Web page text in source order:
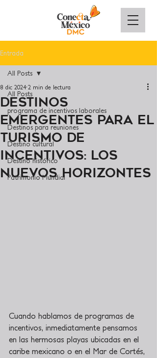
Entrada
All Posts
programa de incentivos laborales
Destinos para reuniones
Destino cultural
Destino histórico
Patrimonio Mundial
All Posts
Destinos
emergentes para el
Turismo de
Incentivos: Los
Nuevos Horizontes
8 dic 2024 2 min de lectura
Cuando hablamos de programas de
incentivos, inmediatamente pensamos
en las hermosas playas ubicadas en el
caribe mexicano o en el Mar de Cortés,